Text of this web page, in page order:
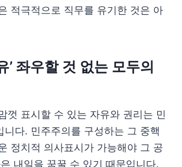
적극적으로 직무를 유기한 것은 아
’ 좌우할 것 없는 모두의
껏 표시할 수 있는 자유와 권리는 민
니다. 민주주의를 구성하는 그 중핵
정치적 의사표시가 가능해야 그 공
내일을 꿈꿀 수 있기 때문입니다.